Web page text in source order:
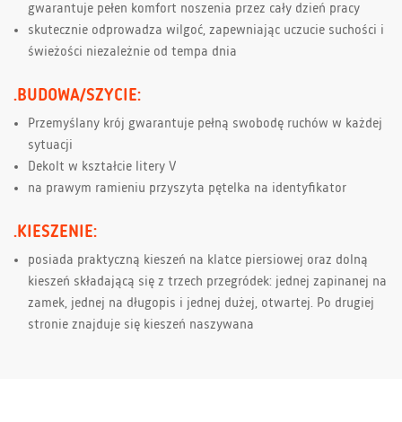
gwarantuje pełen komfort noszenia przez cały dzień pracy
skutecznie odprowadza wilgoć, zapewniając uczucie suchości i
świeżości niezależnie od tempa dnia
.BUDOWA/SZYCIE:
Przemyślany krój gwarantuje pełną swobodę ruchów w każdej
sytuacji
Dekolt w kształcie litery V
na prawym ramieniu przyszyta pętelka na identyfikator
.KIESZENIE:
posiada praktyczną kieszeń na klatce piersiowej oraz dolną
kieszeń składającą się z trzech przegródek: jednej zapinanej na
zamek, jednej na długopis i jednej dużej, otwartej. Po drugiej
stronie znajduje się kieszeń naszywana